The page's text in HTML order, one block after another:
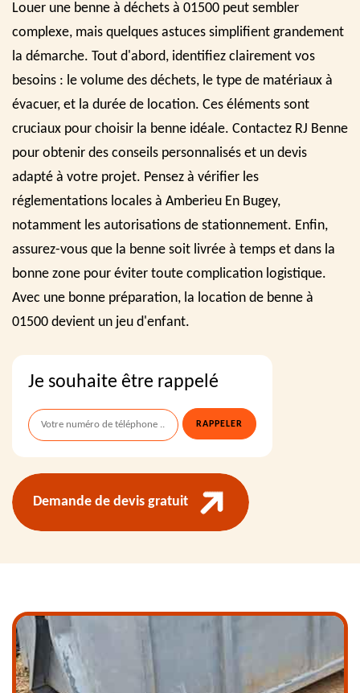
Louer une benne à déchets à 01500 peut sembler
complexe, mais quelques astuces simplifient grandement
la démarche. Tout d'abord, identifiez clairement vos
besoins : le volume des déchets, le type de matériaux à
évacuer, et la durée de location. Ces éléments sont
cruciaux pour choisir la benne idéale. Contactez RJ Benne
pour obtenir des conseils personnalisés et un devis
adapté à votre projet. Pensez à vérifier les
réglementations locales à Amberieu En Bugey,
notamment les autorisations de stationnement. Enfin,
assurez-vous que la benne soit livrée à temps et dans la
bonne zone pour éviter toute complication logistique.
Avec une bonne préparation, la location de benne à
01500 devient un jeu d'enfant.
Je souhaite être rappelé
Demande de devis gratuit